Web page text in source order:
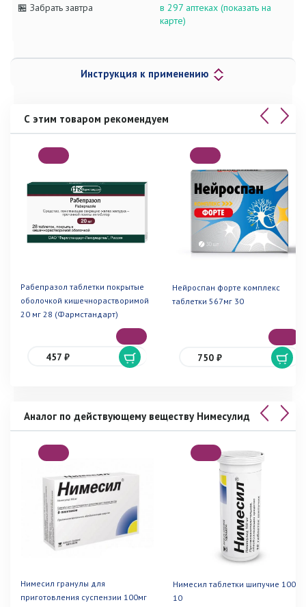
🏪 Забрать завтра
в 297 аптеках (показать на
карте)
Инструкция к применению
С этим товаром рекомендуем
Рабепразол таблетки покрытые
оболочкой кишечнорастворимой
20 мг 28 (Фармстандарт)
457 ₽
Нейроспан форте комплекс
таблетки 567мг 30
750 ₽
Аналог по действующему веществу Нимесулид
Нимесил гранулы для
приготовления суспензии 100мг
Нимесил таблетки шипучие 100мг
10